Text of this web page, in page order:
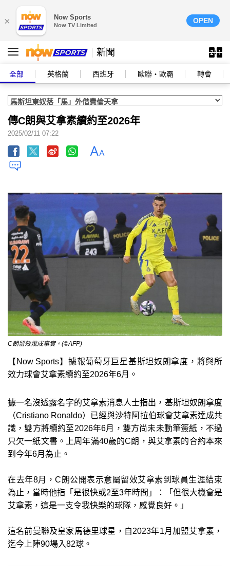
× Now Sports
Now TV Limited
OPEN
新聞
全部 英格蘭 西班牙 歐聯‧歐霸 轉會
傳C朗與艾拿素續約至2026年
2025/02/11 07:22
C朗留效幾成事實。(©AFP)
【Now Sports】據報葡萄牙巨星基斯坦奴朗拿度，將與所
效力球會艾拿素續約至2026年6月。
據一名沒透露名字的艾拿素消息人士指出，基斯坦奴朗拿度
（Cristiano Ronaldo）已經與沙特阿拉伯球會艾拿素達成共
識，雙方將續約至2026年6月，雙方尚未未動筆簽紙，不過
只欠一紙文書。上周年滿40歲的C朗，與艾拿素的合約本來
到今年6月為止。
在去年8月，C朗公開表示意屬留效艾拿素到球員生涯結束
為止，當時他指「是很快或2至3年時間」：「但很大機會是
艾拿素，這是一支令我快樂的球隊，感覺良好。」
這名前曼聯及皇家馬德里球星，自2023年1月加盟艾拿素，
迄今上陣90場入82球。